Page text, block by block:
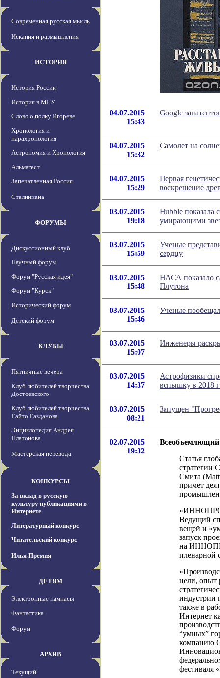
Современная русская мысль
Искания и размышления
ИСТОРИЯ
История России
История в МГУ
Слово о полку Игореве
Хронология и
парахронология
Астрономия и Хронология
Альмагест
Запечатленная Россия
Сталиниана
ФОРУМЫ
Дискуссионный клуб
Научный форум
Форум "Русская идея"
Форум "Курск"
Исторический форум
Детский форум
КЛУБЫ
Пятничные вечера
Клуб любителей творчества
Достоевского
Клуб любителей творчества
Гайто Газданова
Энциклопедия Андрея
Платонова
Мастерская перевода
КОНКУРСЫ
За вклад в русскую
культуру публикациями в
Интернете
Литературный конкурс
Читательский конкурс
Илья-Премия
ДЕТЯМ
Электронные пампасы
Фантастика
Форум
АРХИВ
Текущий
04.07.2015
15:43
Google
04.07.2015
15:32
Самолет на
04.07.2015
15:29
Первая
воскрешение
03.07.2015
19:18
Hubble показала
умирающими
03.07.2015
15:59
Ученые
сердцу
03.07.2015
15:48
НАСА показало
Плутона
03.07.2015
15:46
Ученые
03.07.2015
15:07
Инженеры
03.07.2015
14:37
Астрофизики
вспышку в 2018
03.07.2015
08:21
Запущен
02.07.2015
19:32
Всеобъемлющий
Статья
стратегии
Смита
примет
Ведущий
вещей и
запуск
на
пленарной
цели, опыт
индустрии
также в
Интернет
“умных”
компанию